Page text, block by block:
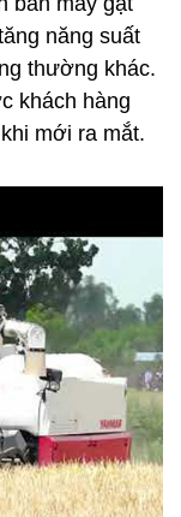
năng suất
thường khác.
khách hàng
mới ra mắt.